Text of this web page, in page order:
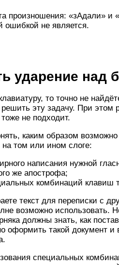
произношения: «зАдали» и
ошибкой не является.
ударение над
то точно не
эту задачу. При этом
не подходит.
каким образом
на том или ином слоге:
написания нужной
же апострофа;
комбинаций клавиш
текст для переписки с
возможно использовать.
должны знать, как
оформить такой документ и
специальных